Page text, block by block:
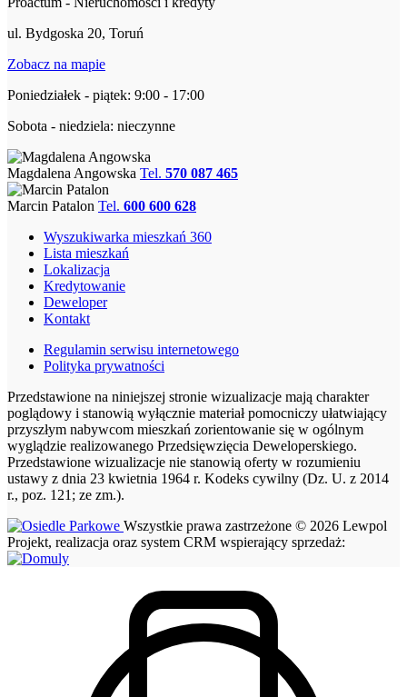
ul. Bydgoska 20, Toruń
Zobacz na mapie
Poniedziałek - piątek: 9:00 - 17:00
Sobota - niedziela: nieczynne
Magdalena Angowska Tel. 570 087 465
Marcin Patalon Tel. 600 600 628
Wyszukiwarka mieszkań 360
Lista mieszkań
Lokalizacja
Kredytowanie
Deweloper
Kontakt
Regulamin serwisu internetowego
Polityka prywatności
Przedstawione na niniejszej stronie wizualizacje mają charakter
poglądowy i stanowią wyłącznie materiał pomocniczy ułatwiający
przyszłym nabywcom mieszkań zorientowanie się w ogólnym
wyglądzie realizowanego Przedsięwzięcia Deweloperskiego.
Przedstawione wizualizacje nie stanowią oferty w rozumieniu
ustawy z dnia 23 kwietnia 1964 r. Kodeks cywilny (Dz. U. z 2014
r., poz. 121; ze zm.).
Wszystkie prawa zastrzeżone © 2026 Lewpol
Projekt, realizacja oraz system CRM wspierający sprzedaż: